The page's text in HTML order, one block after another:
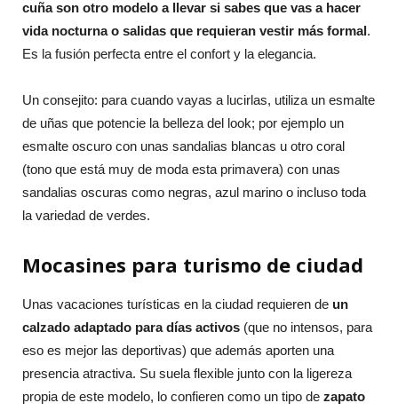
cuña son otro modelo a llevar si sabes que vas a hacer
vida nocturna o salidas que requieran vestir más formal.
Es la fusión perfecta entre el confort y la elegancia.
Un consejito: para cuando vayas a lucirlas, utiliza un esmalte
de uñas que potencie la belleza del look; por ejemplo un
esmalte oscuro con unas sandalias blancas u otro coral
(tono que está muy de moda esta primavera) con unas
sandalias oscuras como negras, azul marino o incluso toda
la variedad de verdes.
Mocasines para turismo de ciudad
Unas vacaciones turísticas en la ciudad requieren de un
calzado adaptado para días activos (que no intensos, para
eso es mejor las deportivas) que además aporten una
presencia atractiva. Su suela flexible junto con la ligereza
propia de este modelo, lo confieren como un tipo de zapato